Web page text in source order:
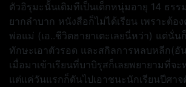
ตัวอิรุมะนั้นเดิมทีเป็นเด็กหนุ่มอายุ 14 ธรร
ยากลำบาก หนังสือก็ไม่ได้เรียน เพราะต้อ
พ่อแม่ (เอ..ชีวิตฮายาเตะเลยนี่หว่า) แต่นั่น
ทักษะเอาตัวรอด และสกิลการหลบหลีก(อั
เมื่อมาเข้าเรียนที่บาบิรุสก็เลยพยายามที่จะ
แต่แค่วันแรกก็ดันไปเอาชนะนักเรียนปีศา